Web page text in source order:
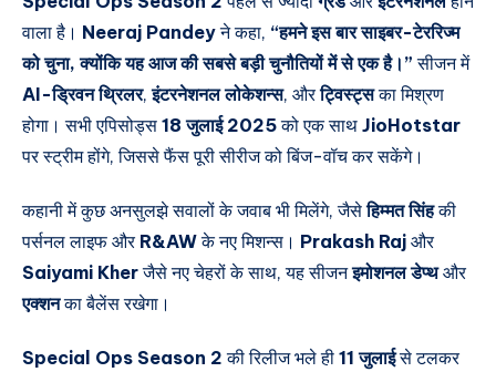
वाला है। Neeraj Pandeyने कहा, “हमने इस बार साइबर-टेररिज्म
को चुना, क्योंकि यह आज की सबसे बड़ी चुनौतियों में से एक है।” सीजन में
AI-ड्रिवन थ्रिलर,इंटरनेशनल लोकेशन्स, औरट्विस्ट्सका मिश्रण
होगा। सभी एपिसोड्स 18 जुलाई 2025को एक साथ JioHotstar
पर स्ट्रीम होंगे, जिससे फैंस पूरी सीरीज को बिंज-वॉच कर सकेंगे।
कहानी में कुछ अनसुलझे सवालों के जवाब भी मिलेंगे, जैसेहिम्मत सिंहकी
पर्सनल लाइफ और R&AWके नए मिशन्स। Prakash Raj और
Saiyami Kherजैसे नए चेहरों के साथ, यह सीजनइमोशनल डेप्थऔर
एक्शनका बैलेंस रखेगा।
Special Ops Season 2 की रिलीज भले ही 11 जुलाईसे टलकर